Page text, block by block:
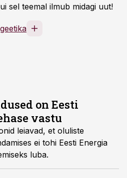
sel teemal ilmub midagi uut!
on Eesti
vastu
leiavad, et oluliste
ei tohi Eesti Energia
luba.